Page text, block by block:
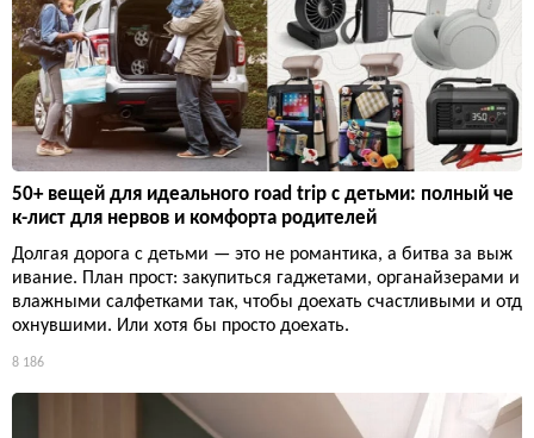
50+ вещей для идеального road trip с детьми: полный че
к-лист для нервов и комфорта родителей
Долгая дорога с детьми — это не романтика, а битва за выж
ивание. План прост: закупиться гаджетами, органайзерами и
влажными салфетками так, чтобы доехать счастливыми и отд
охнувшими. Или хотя бы просто доехать.
8 186